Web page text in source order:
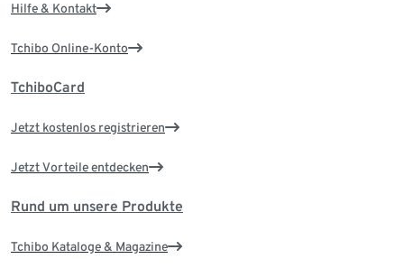
Hilfe & Kontakt
Tchibo Online-Konto
TchiboCard
Jetzt kostenlos registrieren
Jetzt Vorteile entdecken
Rund um unsere Produkte
Tchibo Kataloge & Magazine